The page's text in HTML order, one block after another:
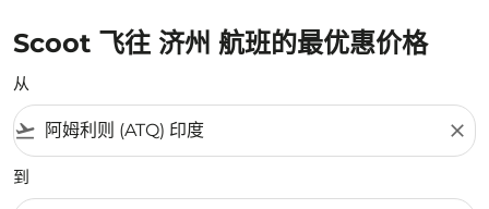
Scoot 飞往 济州 航班的最优惠价格
从
flight_takeoff close
到